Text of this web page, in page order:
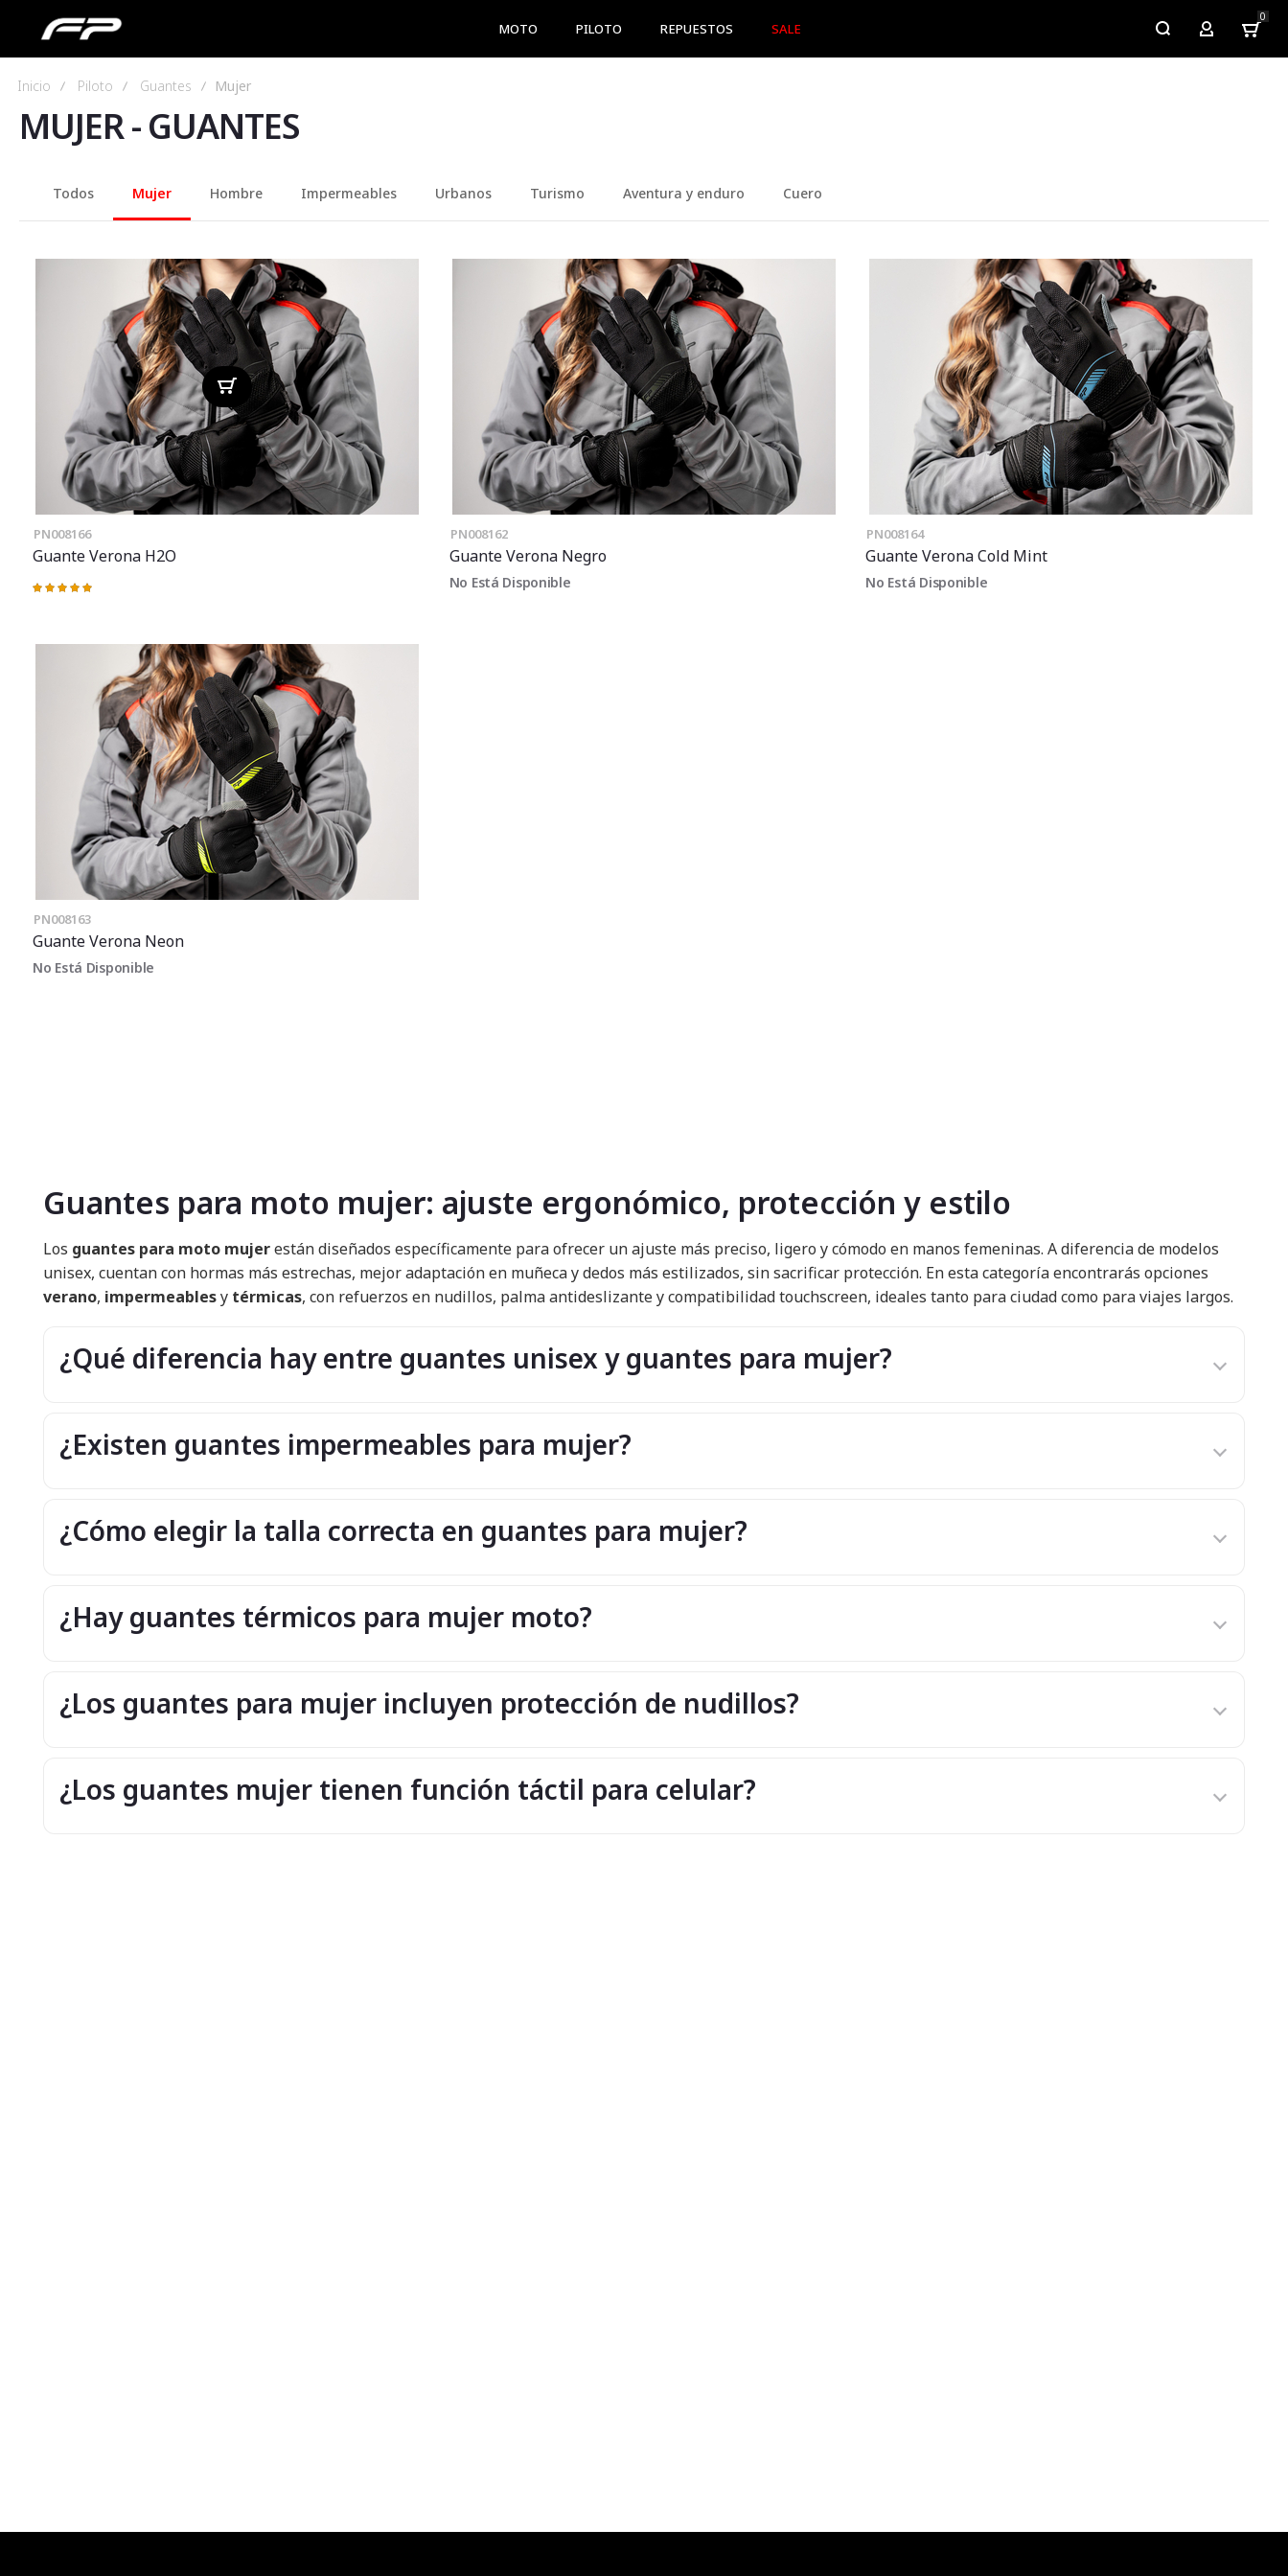
MOTO PILOTO REPUESTOS SALE My Account
0
Inicio Piloto Guantes Mujer
MUJER-GUANTES
Todos Mujer Hombre Impermeables Urbanos Turismo Aventura y enduro Cuero
PN008166
Guante Verona H2O
Valoración:
PN008162
Guante Verona Negro
No Está Disponible
PN008164
Guante Verona Cold Mint
No Está Disponible
PN008163
Guante Verona Neon
No Está Disponible
Guantes para moto mujer: ajuste ergonómico, protección y estilo
Los guantes para moto mujerestán diseñados específicamente para ofrecer un ajuste más preciso, ligero y cómodo en manos femeninas. A diferencia de modelos
unisex, cuentan con hormas más estrechas, mejor adaptación en muñeca y dedos más estilizados, sin sacrificar protección. En esta categoría encontrarás opciones
verano, impermeablesy térmicas, con refuerzos en nudillos, palma antideslizante y compatibilidad touchscreen, ideales tanto para ciudad como para viajes largos.
¿Qué diferencia hay entre guantes unisex y guantes para mujer?
¿Existen guantes impermeables para mujer?
¿Cómo elegir la talla correcta en guantes para mujer?
¿Hay guantes térmicos para mujer moto?
¿Los guantes para mujer incluyen protección de nudillos?
¿Los guantes mujer tienen función táctil para celular?